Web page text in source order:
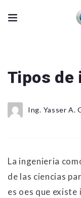
Tipos de
Ing. Yasser A.
La ingenieria
de las ciencias
es oes que